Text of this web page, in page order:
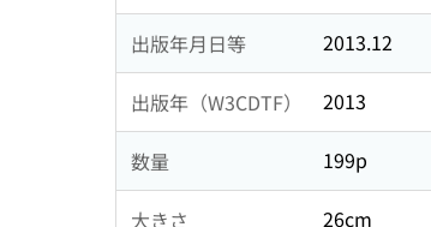
出版年月日等 2013.12
出版年（W3CDTF） 2013
数量 199p
大きさ 26cm